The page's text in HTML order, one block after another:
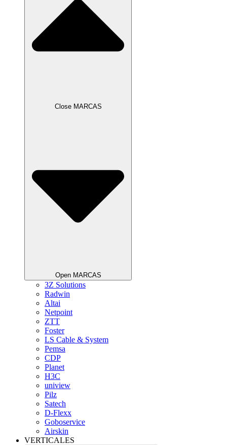
Close MARCAS
Open MARCAS
3Z Solutions
Radwin
Altai
Netpoint
ZTT
Foster
LS Cable & System
Pemsa
CDP
Planet
H3C
uniview
Pilz
Satech
D-Flexx
Goboservice
Airskin
VERTICALES